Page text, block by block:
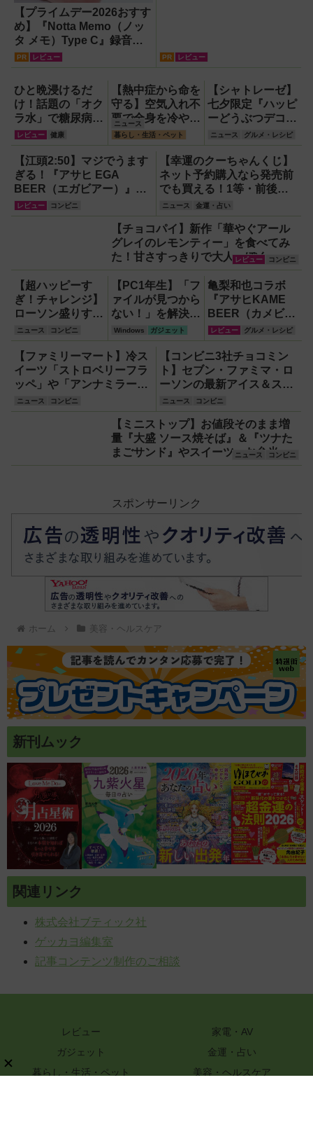
【プライムデー2026おすす
め】『Notta Memo（ノッ
タ メモ）Type C』録音か
らAI自動文字起こし・翻
スレコーダー！【議事録作
成】
PR レビュー PR レビュー
ひと晩浸けるだ
け！話題の「オク
ラ水」で糖尿病・
高血圧・関節痛を
撃退する簡単習慣
【2026年最新
版】
レビュー 健康
【熱中症から命を
守る】空気入れ不
要で全身を冷やす
『ワンタッチアイ
スバス』。子ども
たちのスポーツ現
場に1台置くべき
理由
ニュース
暮らし・生活・ペット
【シャトレーゼ】
七夕限定『ハッピ
ーどうぶつデコレ
ーション』と『星
空のゼリー』が6
月26日に登場！
ニュース グルメ・レシピ
【江頭2:50】マジでうます
ぎる！『アサヒ EGA
BEER（エガビアー）』が
待望の再登場！
レビュー コンビニ
【幸運のクーちゃんくじ】
ネット予約購入なら発売前
でも買える！1等・前後賞
5,000万円が狙える宝くじ
を解説
ニュース 金運・占い
【チョコパイ】新作「華やぐアール
グレイのレモンティー」を食べてみ
た！甘さすっきりで大人っぽく、初
夏にぴったり
レビュー コンビニ
【超ハッピーす
ぎ！チャレンジ】
ローソン盛りすぎ
増量企画拡大、6
月2日開始！4週
にわたり全50品
登場
ニュース コンビニ
【PC1年生】「フ
ァイルが見つから
ない！」を解決す
る方法
【OneDrive対
応・2026年最新
版】
Windows ガジェット
亀梨和也コラボ
『アサヒKAME
BEER（カメビア
ー』はどんなビー
ルか飲んで確認！
レビュー グルメ・レシピ
【ファミリーマート】冷ス
イーツ「ストロベリーフラ
ッペ」や「アンナミラーズ
アイス」、「冷し麺」おト
クなキャンペーン情報など
ニュース コンビニ
【コンビニ3社チョコミン
ト】セブン・ファミマ・ロ
ーソンの最新アイス＆スイ
ーツ【2026年5月】
ニュース コンビニ
【ミニストップ】お値段そのまま増
量『大盛 ソース焼そば』＆『ツナた
まごサンド』やスイーツ・お弁当な
ど注目のベストイレブン！
ニュース コンビニ
スポンサーリンク
ホーム 美容・ヘルスケア
新刊ムック
関連リンク
株式会社ブティック社
ゲッカヨ編集室
記事コンテンツ制作のご相談
レビュー
家電・AV
ガジェット
金運・占い
暮らし・生活・ペット
美容・ヘルスケア